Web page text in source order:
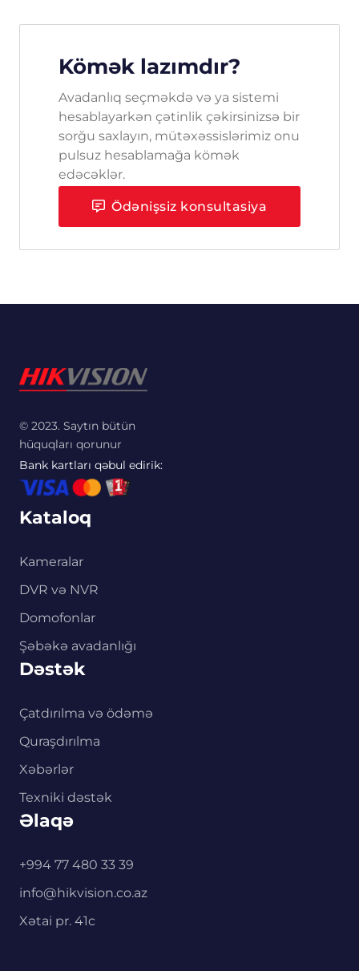
Kömək lazımdır?
Avadanlıq seçməkdə və ya sistemi
hesablayarkən çətinlik çəkirsinizsə bir
sorğu saxlayın, mütəxəssislərimiz onu
pulsuz hesablamağa kömək
edəcəklər.
Ödənişsiz konsultasiya
© 2023. Saytın bütün
hüquqları qorunur
Bank kartları qəbul edirik:
Kataloq
Kameralar
DVR və NVR
Domofonlar
Şəbəkə avadanlığı
Dəstək
Çatdırılma və ödəmə
Quraşdırılma
Xəbərlər
Texniki dəstək
Əlaqə
+994 77 480 33 39
info@hikvision.co.az
Xətai pr. 41c